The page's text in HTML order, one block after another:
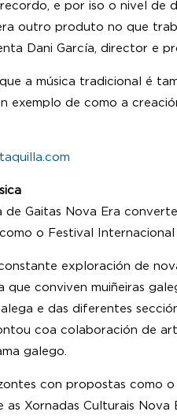
e por iso o nivel
outro produto no que
Dani García, director e
a música tradicional é
exemplo de como a
Gaitas Nova Era
o Festival
exploración de
conviven muiñeiras
e das diferentes
coa colaboración de
galego.
con propostas como
as Xornadas Culturais